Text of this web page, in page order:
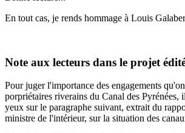
En tout cas, je rends hommage à Louis
Note aux lecteurs dans le projet
Pour juger l'importance des engagements
porpriétaires riverains du Canal des Pyrénées,
yeux sur le paragraphe suivant, extrait du
ministre de l'intérieur, sur la situation des